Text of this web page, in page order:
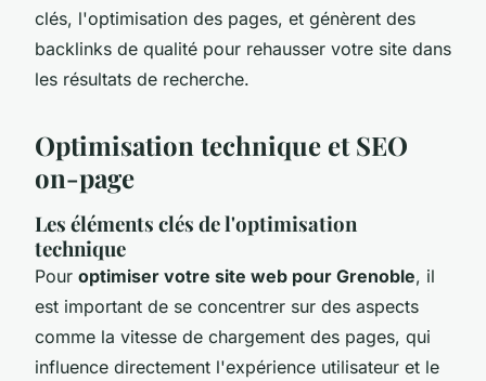
clés, l'optimisation des pages, et génèrent des
backlinks de qualité pour rehausser votre site dans
les résultats de recherche.
Optimisation technique et SEO
on-page
Les éléments clés de l'optimisation
technique
Pour optimiser votre site web pour Grenoble, il
est important de se concentrer sur des aspects
comme la vitesse de chargement des pages, qui
influence directement l'expérience utilisateur et le